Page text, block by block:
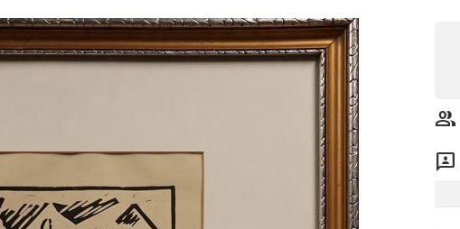
group
3p